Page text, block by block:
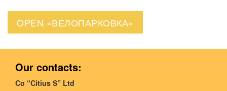
OPEN «ВЕЛОПАРКОВКА»
Our contacts:
Co “Citius S” Ltd